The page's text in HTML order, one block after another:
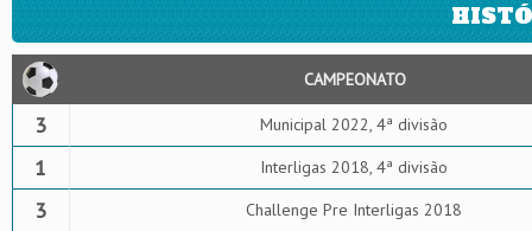
CAMPEONATO
3 Municipal 2022, 4ª divisão
1 Interligas 2018, 4ª divisão
3 Challenge Pre Interligas 2018